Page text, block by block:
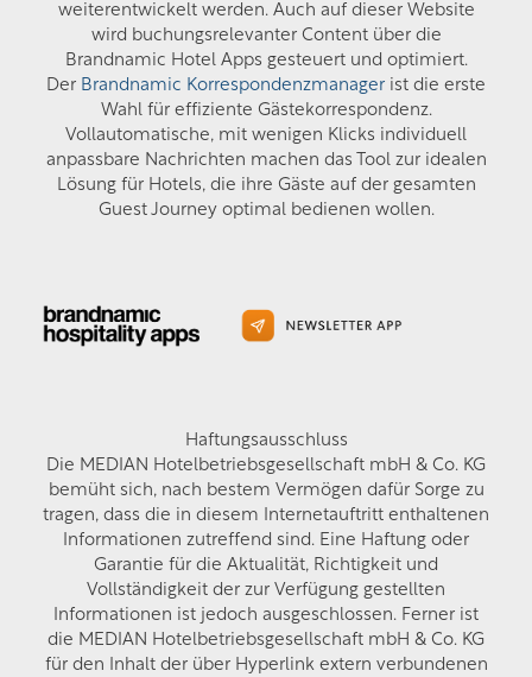
weiterentwickelt werden. Auch auf dieser Website
wird buchungsrelevanter Content über die
Brandnamic Hotel Apps gesteuert und optimiert.
Der Brandnamic Korrespondenzmanager ist die erste
Wahl für effiziente Gästekorrespondenz.
Vollautomatische, mit wenigen Klicks individuell
anpassbare Nachrichten machen das Tool zur idealen
Lösung für Hotels, die ihre Gäste auf der gesamten
Guest Journey optimal bedienen wollen.
Haftungsausschluss
Die MEDIAN Hotelbetriebsgesellschaft mbH & Co. KG
bemüht sich, nach bestem Vermögen dafür Sorge zu
tragen, dass die in diesem Internetauftritt enthaltenen
Informationen zutreffend sind. Eine Haftung oder
Garantie für die Aktualität, Richtigkeit und
Vollständigkeit der zur Verfügung gestellten
Informationen ist jedoch ausgeschlossen. Ferner ist
die MEDIAN Hotelbetriebsgesellschaft mbH & Co. KG
für den Inhalt der über Hyperlink extern verbundenen